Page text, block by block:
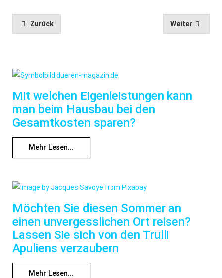
Zurück Weiter
Mit welchen Eigenleistungen kann
man beim Hausbau bei den
Gesamtkosten sparen?
Mehr Lesen...
Möchten Sie diesen Sommer an
einen unvergesslichen Ort reisen?
Lassen Sie sich von den Trulli
Apuliens verzaubern
Mehr Lesen...